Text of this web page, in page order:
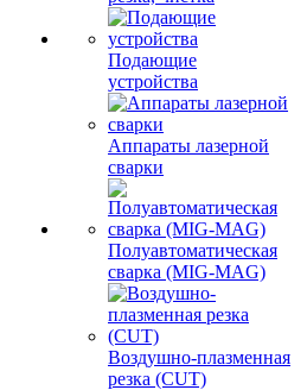
Подающие
устройства
Аппараты лазерной
сварки
Полуавтоматическая
сварка (MIG-MAG)
Воздушно-плазменная
резка (CUT)